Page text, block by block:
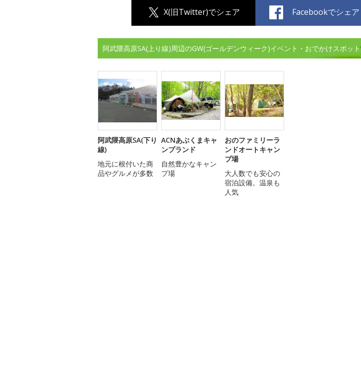
X(旧Twitter)でシェア Facebookでシェア
阿武隈高原SA(上り線)周辺のGW(ゴールデンウィーク)イベント・おでかけスポット
阿武隈高原SA(下り
線)
地元に根付いた商
品やグルメが多数
ACNあぶくまキャ
ンプランド
自然豊かなキャン
プ場
おのファミリーラ
ンドオートキャン
プ場
大人数でも安心の
宿泊設備。温泉も
人気